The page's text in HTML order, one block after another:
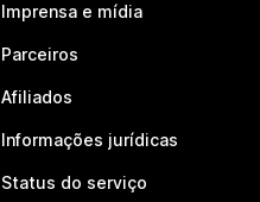
Imprensa e mídia
Parceiros
Afiliados
Informações jurídicas
Status do serviço